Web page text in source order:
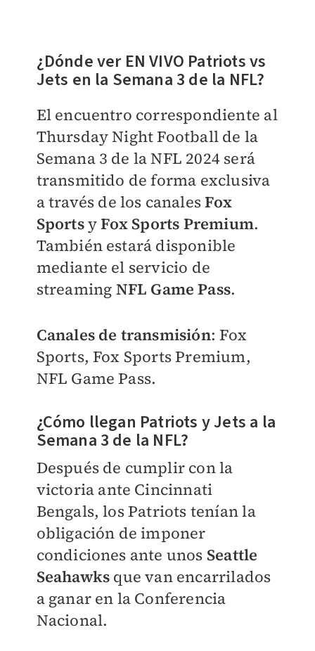
¿Dónde ver EN VIVO Patriots vs
Jets en la Semana 3 de la NFL?
El encuentro correspondiente al
Thursday Night Football de la
Semana 3 de la NFL 2024 será
transmitido de forma exclusiva
a través de los canalesFox
SportsyFox Sports Premium.
También estará disponible
mediante el servicio de
streaming NFL Game Pass.
Canales de transmisión: Fox
Sports, Fox Sports Premium,
NFL Game Pass.
¿Cómo llegan Patriots y Jets a la
Semana 3 de la NFL?
Después de cumplir con la
victoria ante Cincinnati
Bengals, los Patriots tenían la
obligación de imponer
condiciones ante unos Seattle
Seahawks que van encarrilados
a ganar en la Conferencia
Nacional.